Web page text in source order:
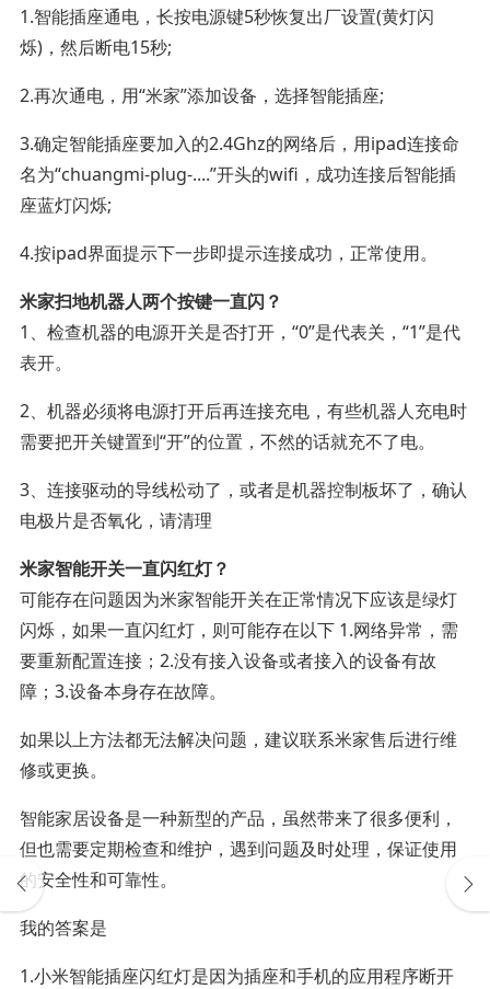
1.智能插座通电，长按电源键5秒恢复出厂设置(黄灯闪
烁)，然后断电15秒;
2.再次通电，用“米家”添加设备，选择智能插座;
3.确定智能插座要加入的2.4Ghz的网络后，用ipad连接命
名为“chuangmi-plug-....”开头的wifi，成功连接后智能插
座蓝灯闪烁;
4.按ipad界面提示下一步即提示连接成功，正常使用。
米家扫地机器人两个按键一直闪？
1、检查机器的电源开关是否打开，“0”是代表关，“1”是代
表开。
2、机器必须将电源打开后再连接充电，有些机器人充电时
需要把开关键置到“开”的位置，不然的话就充不了电。
3、连接驱动的导线松动了，或者是机器控制板坏了，确认
电极片是否氧化，请清理
米家智能开关一直闪红灯？
可能存在问题因为米家智能开关在正常情况下应该是绿灯
闪烁，如果一直闪红灯，则可能存在以下 1.网络异常，需
要重新配置连接；2.没有接入设备或者接入的设备有故
障；3.设备本身存在故障。
如果以上方法都无法解决问题，建议联系米家售后进行维
修或更换。
智能家居设备是一种新型的产品，虽然带来了很多便利，
但也需要定期检查和维护，遇到问题及时处理，保证使用
的安全性和可靠性。
我的答案是
1.小米智能插座闪红灯是因为插座和手机的应用程序断开